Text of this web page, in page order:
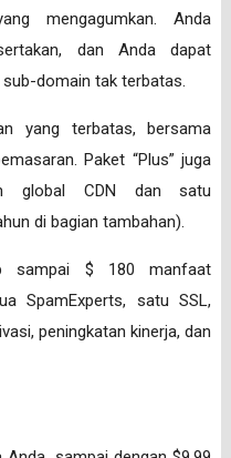
mengagumkan. Anda
dan Anda dapat
domain tak terbatas.
yang terbatas, bersama
Paket “Plus” juga
global CDN dan satu
di bagian tambahan).
sampai $ 180 manfaat
SpamExperts, satu SSL,
peningkatan kinerja, dan